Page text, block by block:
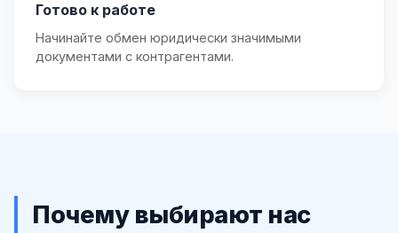
Готово к работе
Начинайте обмен юридически значимыми
документами с контрагентами.
Почему выбирают нас